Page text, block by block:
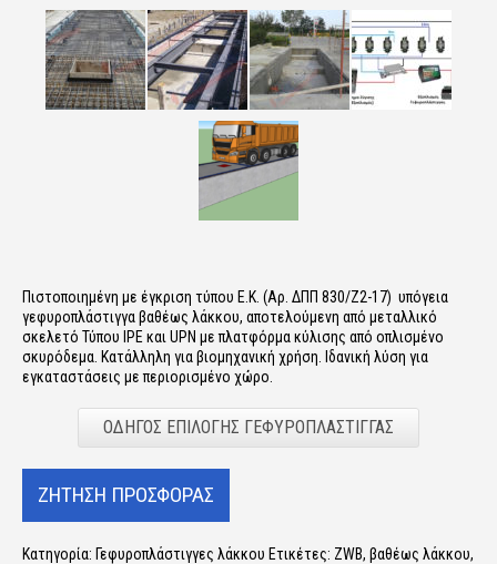
Πιστοποιημένη με έγκριση τύπου Ε.Κ. (Αρ. ΔΠΠ 830/Ζ2-17) υπόγεια
γεφυροπλάστιγγα βαθέως λάκκου, αποτελούμενη από μεταλλικό
σκελετό Τύπου ΙPE και UPN με πλατφόρμα κύλισης από οπλισμένο
σκυρόδεμα. Κατάλληλη για βιομηχανική χρήση. Ιδανική λύση για
εγκαταστάσεις με περιορισμένο χώρο.
ΟΔΗΓΟΣ ΕΠΙΛΟΓΗΣ ΓΕΦΥΡΟΠΛΑΣΤΙΓΓΑΣ
Κατηγορία: Γεφυροπλάστιγγες λάκκου Ετικέτες: ZWB, βαθέως λάκκου,